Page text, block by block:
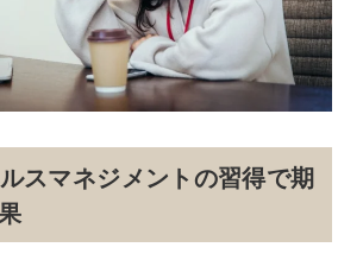
スマネジメントの習得で期